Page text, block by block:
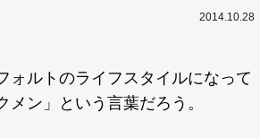
2014.10.28
ルトのライフスタイルになって
ン」という言葉だろう。